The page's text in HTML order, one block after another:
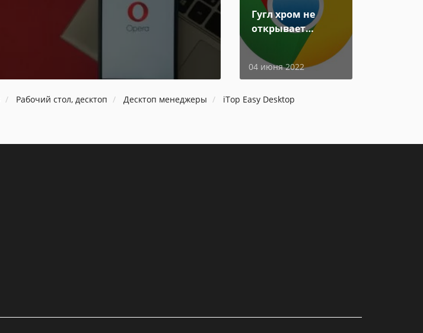
Гугл хром не
открывает
04 июня 2022
Рабочий стол, десктоп Десктоп менеджеры iTop Easy Desktop